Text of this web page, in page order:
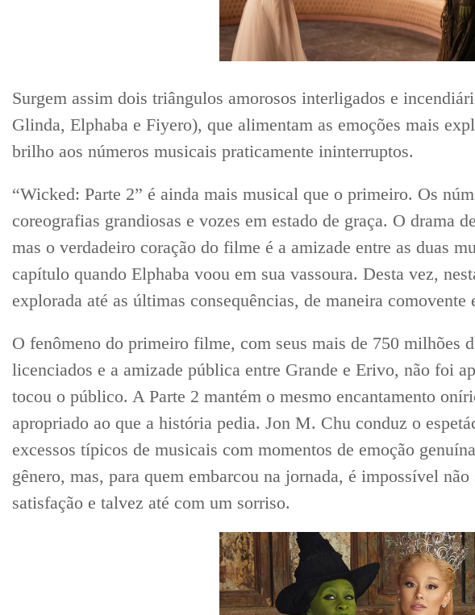
Surgem assim dois triângulos amorosos interligados e
Glinda, Elphaba e Fiyero), que alimentam as emoções mais
brilho aos números musicais praticamente ininterruptos.
“Wicked: Parte 2” é ainda mais musical que o primeiro. Os
coreografias grandiosas e vozes em estado de graça. O drama
mas o verdadeiro coração do filme é a amizade entre as duas
capítulo quando Elphaba voou em sua vassoura. Desta vez,
explorada até as últimas consequências, de maneira comovente
O fenômeno do primeiro filme, com seus mais de 750 milhões
licenciados e a amizade pública entre Grande e Erivo, não foi
tocou o público. A Parte 2 mantém o mesmo encantamento
apropriado ao que a história pedia. Jon M. Chu conduz o
excessos típicos de musicais com momentos de emoção
gênero, mas, para quem embarcou na jornada, é impossível
satisfação e talvez até com um sorriso.